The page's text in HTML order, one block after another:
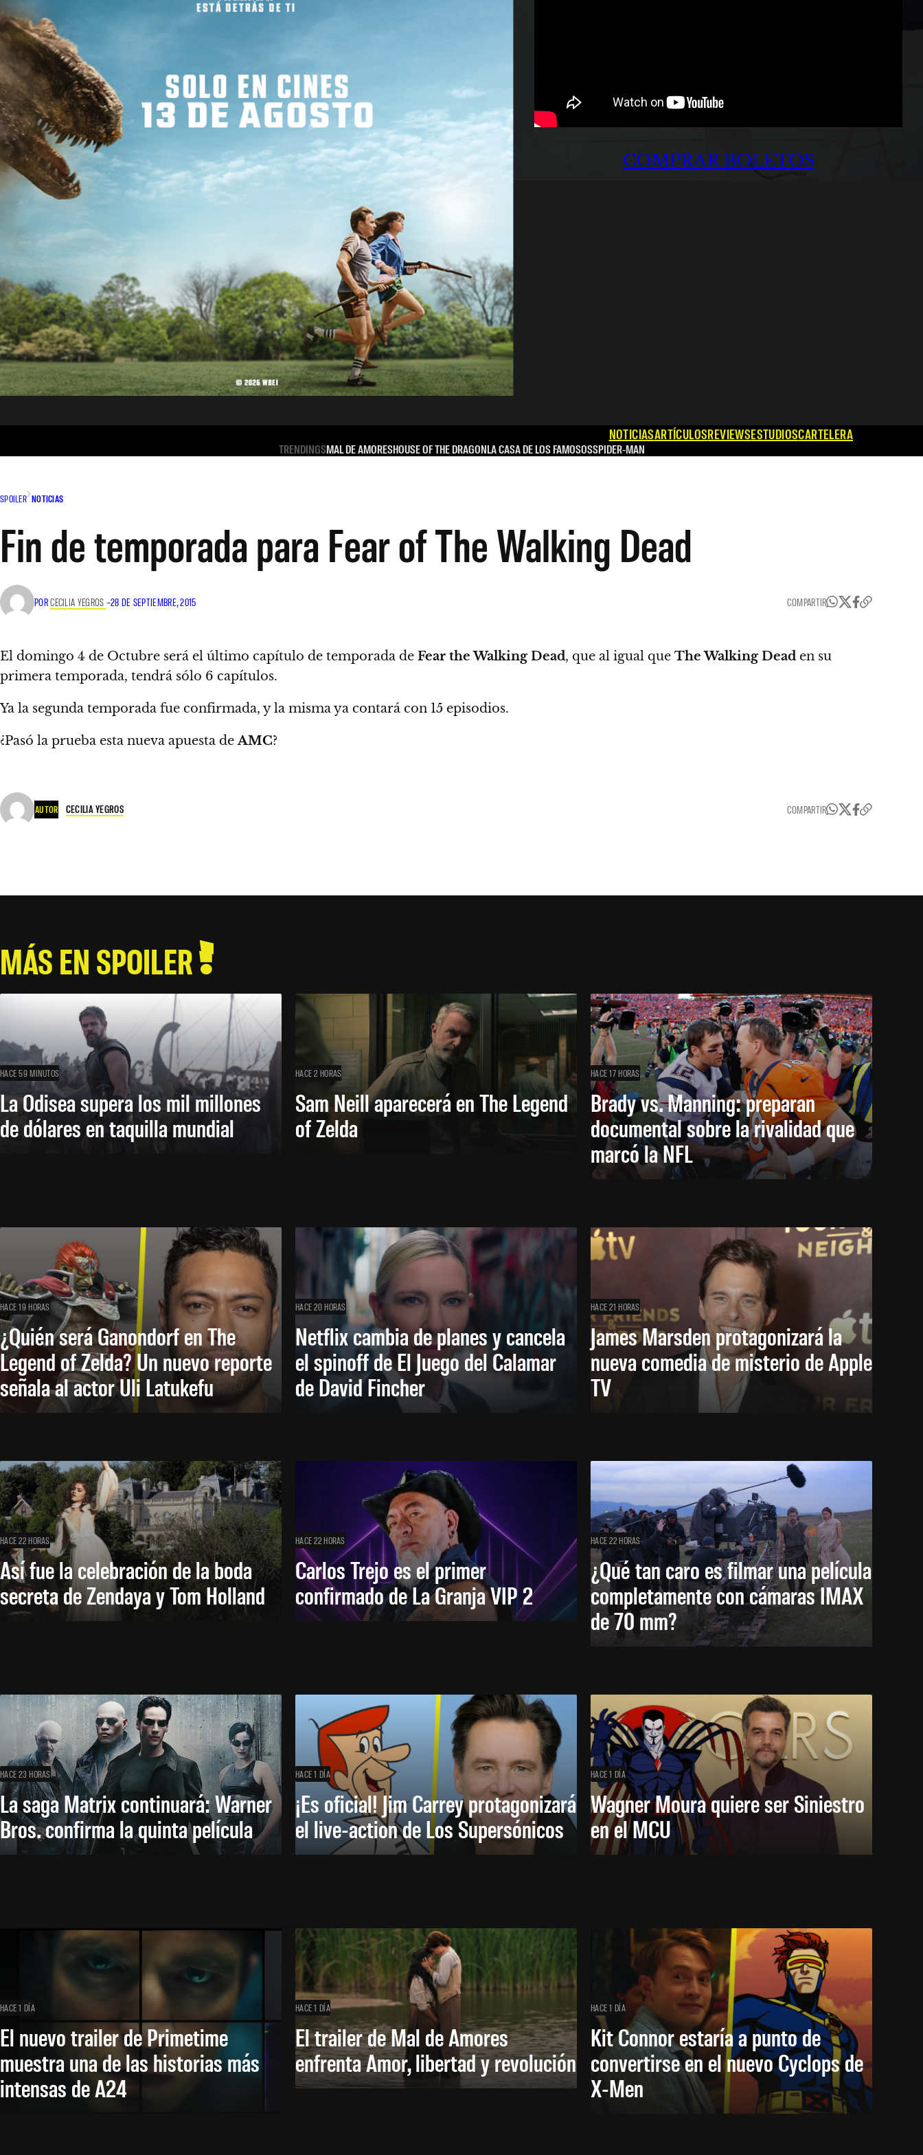
COMPRAR BOLETOS
NOTICIASARTÍCULOSREVIEWSESTUDIOSCARTELERA
TRENDINGSMAL DE AMORESHOUSE OF THE DRAGONLA CASA DE LOS FAMOSOSSPIDER-MAN
SPOILER NOTICIAS
Fin de temporada para Fear of The Walking Dead
PORCECILIA YEGROS –28 DE SEPTIEMBRE, 2015 COMPARTIR
El domingo 4 de Octubre será el último capítulo de temporada de Fear the Walking Dead, que al igual que The Walking Dead en su
primera temporada, tendrá sólo 6 capítulos.
Ya la segunda temporada fue confirmada, y la misma ya contará con 15 episodios.
¿Pasó la prueba esta nueva apuesta deAMC?
AUTOR CECILIA YEGROS COMPARTIR
MÁS EN SPOILER
HACE 59 MINUTOS
La Odisea supera los mil millones
de dólares en taquilla mundial
HACE 2 HORAS
Sam Neill aparecerá en The Legend
of Zelda
HACE 17 HORAS
Brady vs. Manning: preparan
documental sobre la rivalidad que
marcó la NFL
HACE 19 HORAS
¿Quién será Ganondorf en The
Legend of Zelda? Un nuevo reporte
señala al actor Uli Latukefu
HACE 20 HORAS
Netflix cambia de planes y cancela
el spinoff de El Juego del Calamar
de David Fincher
HACE 21 HORAS
James Marsden protagonizará la
nueva comedia de misterio de Apple
TV
HACE 22 HORAS
Así fue la celebración de la boda
secreta de Zendaya y Tom Holland
HACE 22 HORAS
Carlos Trejo es el primer
confirmado de La Granja VIP 2
HACE 22 HORAS
¿Qué tan caro es filmar una película
completamente con cámaras IMAX
de 70 mm?
HACE 23 HORAS
La saga Matrix continuará: Warner
Bros. confirma la quinta película
HACE 1 DÍA
¡Es oficial! Jim Carrey protagonizará
el live-action de Los Supersónicos
HACE 1 DÍA
Wagner Moura quiere ser Siniestro
en el MCU
HACE 1 DÍA
El nuevo trailer de Primetime
muestra una de las historias más
intensas de A24
HACE 1 DÍA
El trailer de Mal de Amores
enfrenta Amor, libertad y revolución
HACE 1 DÍA
Kit Connor estaría a punto de
convertirse en el nuevo Cyclops de
X-Men